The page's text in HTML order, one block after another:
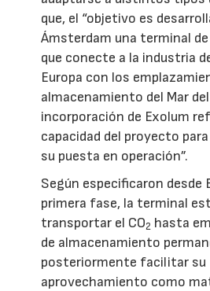
que, el “objetivo es
Ámsterdam una terminal
que conecte a la industria
Europa con los
almacenamiento del Mar
incorporación de Exolum
capacidad del proyecto
su puesta en operación”.
Según especificaron desde
primera fase, la terminal
transportar el CO2 hasta
de almacenamiento
posteriormente facilitar su
aprovechamiento como